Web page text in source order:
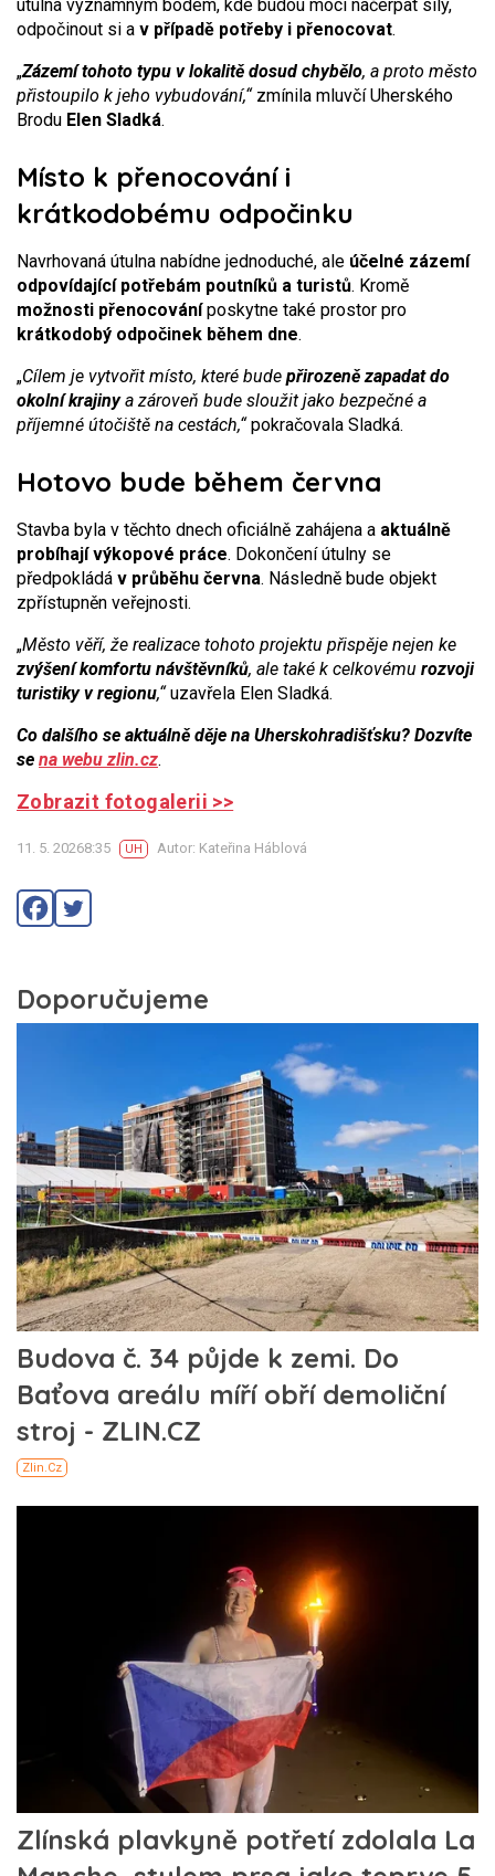
útulna významným bodem, kde budou moci načerpat síly,
odpočinout si a v případě potřeby i přenocovat.
„Zázemí tohoto typu v lokalitě dosud chybělo, a proto město
přistoupilo k jeho vybudování,“ zmínila mluvčí Uherského
Brodu Elen Sladká.
Místo k přenocování i
krátkodobému odpočinku
Navrhovaná útulna nabídne jednoduché, ale účelné zázemí
odpovídající potřebám poutníků a turistů. Kromě
možnosti přenocováníposkytne také prostor pro
krátkodobý odpočinek během dne.
„Cílem je vytvořit místo, které bude přirozeně zapadat do
okolní krajinya zároveň bude sloužit jako bezpečné a
příjemné útočiště na cestách,“pokračovala Sladká.
Hotovo bude během června
Stavba byla v těchto dnech oficiálně zahájena a aktuálně
probíhají výkopové práce. Dokončení útulny se
předpokládá v průběhu června. Následně bude objekt
zpřístupněn veřejnosti.
„Město věří, že realizace tohoto projektu přispěje nejen ke
zvýšení komfortu návštěvníků, ale také k celkovému rozvoji
turistiky v regionu,“uzavřela Elen Sladká.
Co dalšího se aktuálně děje na Uherskohradišťsku? Dozvíte
se na webu zlin.cz.
Zobrazit fotogalerii >>
11. 5. 20268:35 UH Autor: Kateřina Háblová